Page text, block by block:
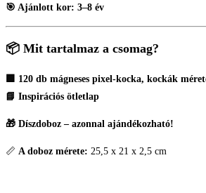
🎯 Ajánlott kor: 3–8 év
📦 Mit tartalmaz a csomag?
🟩 120 db mágneses pixel-kocka, kockák
📘 Inspirációs ötletlap
🎁 Díszdoboz – azonnal ajándékozható!
📏 A doboz mérete: 25,5 x 21 x 2,5 cm